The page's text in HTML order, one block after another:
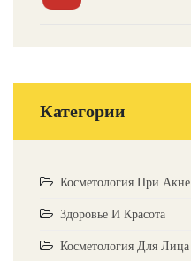
Категории
Косметология При Акне
Здоровье И Красота
Косметология Для Лица